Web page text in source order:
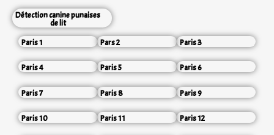
Détection canine punaises
de lit
Paris 1
Pars 2 Paris 3
Paris 4 Paris 5 Paris 6
Paris 7 Paris 8 Paris 9
Paris 10 Paris 11 Paris 12